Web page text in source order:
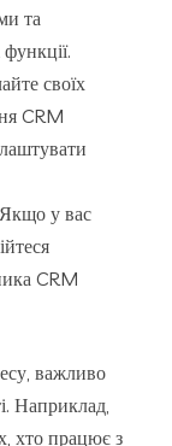
та
своїх
CRM
Якщо у вас
CRM
важливо
Наприклад,
хто працює з